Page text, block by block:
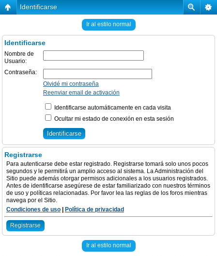
Identificarse
Ir al estilo normal
Identificarse
Nombre de
Usuario:
Contraseña:
Olvidé mi contraseña
Reenviar email de activación
Identificarse automáticamente en cada visita
Ocultar mi estado de conexión en esta sesión
Registrarse
Para autenticarse debe estar registrado. Registrarse tomará solo unos pocos
segundos y le permitirá un amplio acceso al sistema. La Administración del
Sitio puede además otorgar permisos adicionales a los usuarios registrados.
Antes de identificarse asegúrese de estar familiarizado con nuestros términos
de uso y políticas relacionadas. Por favor lea las reglas de los foros mientras
navega por el Sitio.
Condiciones de uso
Política de privacidad
Registrarse
Ir al estilo normal